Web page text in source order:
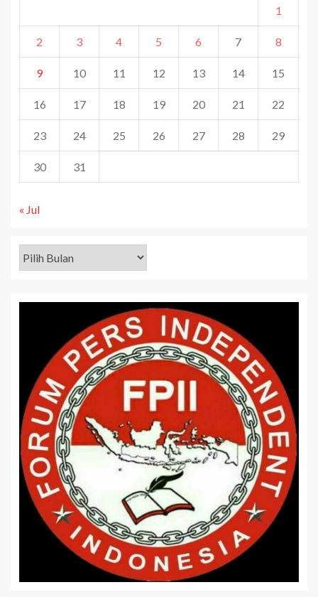
1
2 3 4 5 6 7 8
9 10 11 12 13 14 15
16 17 18 19 20 21 22
23 24 25 26 27 28 29
30 31
« Jul